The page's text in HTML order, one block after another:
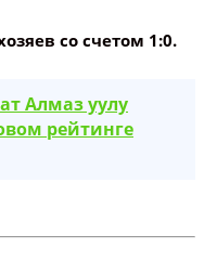
со счетом 1:0.
Алмаз уулу
рейтинге